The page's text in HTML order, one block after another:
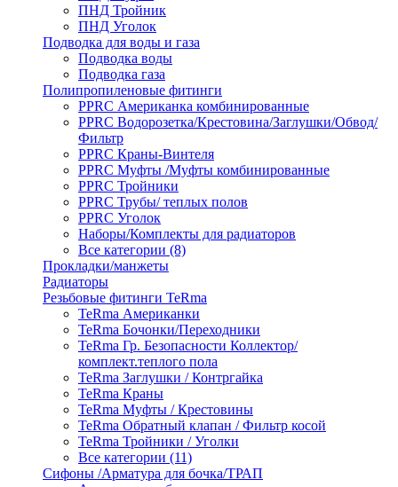
ПНД Тройник
ПНД Уголок
Подводка для воды и газа
Подводка воды
Подводка газа
Полипропиленовые фитинги
PPRC Американка комбинированные
PPRC Водорозетка/Крестовина/Заглушки/Обвод/
Фильтр
PPRC Краны-Винтеля
PPRC Муфты /Муфты комбинированные
PPRC Тройники
PPRC Трубы/ теплых полов
PPRC Уголок
Наборы/Комплекты для радиаторов
Все категории (8)
Прокладки/манжеты
Радиаторы
Резьбовые фитинги TeRma
TeRma Американки
TeRma Бочонки/Переходники
TeRma Гр. Безопасности Коллектор/
комплект.теплого пола
TeRma Заглушки / Контргайка
TeRma Краны
TeRma Муфты / Крестовины
TeRma Обратный клапан / Фильтр косой
TeRma Тройники / Уголки
Все категории (11)
Сифоны /Арматура для бочка/ТРАП